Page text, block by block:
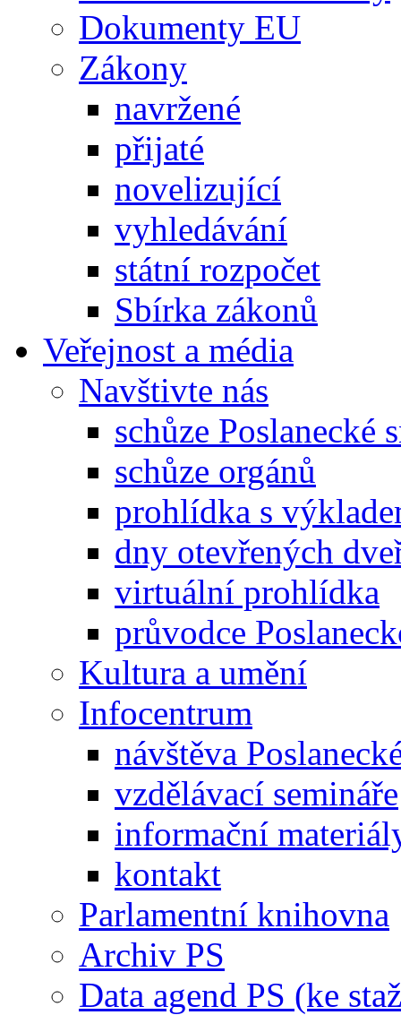
Dokumenty EU
Zákony
navržené
přijaté
novelizující
vyhledávání
státní rozpočet
Sbírka zákonů
Veřejnost a média
Navštivte nás
schůze Poslanecké
schůze orgánů
prohlídka s
dny otevřených
virtuální prohlídka
průvodce
Kultura a umění
Infocentrum
návštěva
vzdělávací semináře
informační
kontakt
Parlamentní knihovna
Archiv PS
Data agend PS (ke